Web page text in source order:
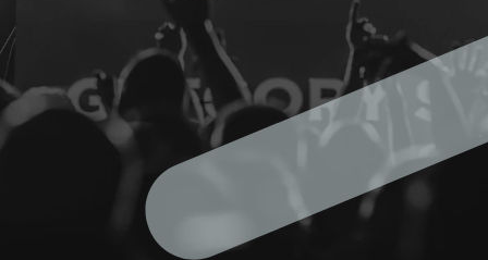
HELLOVEB EVENT CALENDAR
NEWS - ARCHIVE
CODE - CENTRE OF DIGITAL EXPERIENCES
CASTLE PRISON EXHIBITION